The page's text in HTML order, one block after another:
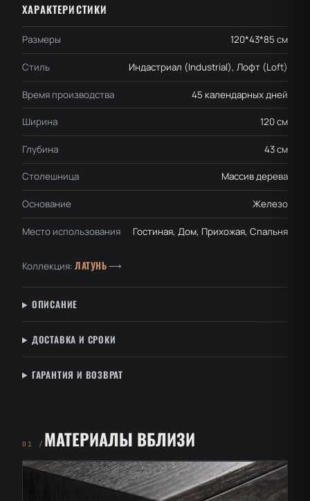
ХАРАКТЕРИСТИКИ
Размеры 120*43*85 см
Стиль Индастриал (Industrial), Лофт (Loft)
Время производства 45 календарных дней
Ширина 120 см
Глубина 43 см
Столешница Массив дерева
Основание Железо
Место использования Гостиная, Дом, Прихожая, Спальня
Коллекция: ЛАТУНЬ⟶
ОПИСАНИЕ
ДОСТАВКА И СРОКИ
ГАРАНТИЯ И ВОЗВРАТ
01 / МАТЕРИАЛЫ ВБЛИЗИ